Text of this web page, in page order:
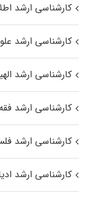
کارشناسی ارشد
کارشناسی ارشد
کارشناسی ارشد
کارشناسی ارشد
کارشناسی ارشد
کارشناسی ارشد